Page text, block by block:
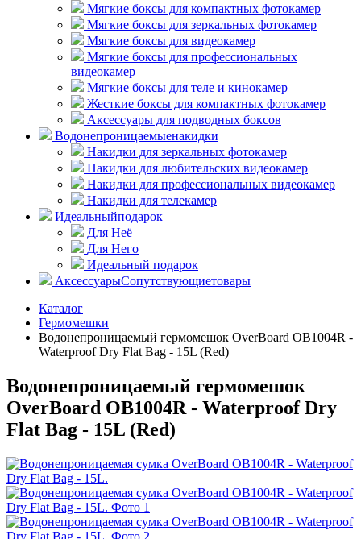
Мягкие боксы для компактных фотокамер
Мягкие боксы для зеркальных фотокамер
Мягкие боксы для видеокамер
Мягкие боксы для профессиональных
видеокамер
Мягкие боксы для теле и кинокамер
Жесткие боксы для компактных фотокамер
Аксессуары для подводных боксов
Водонепроницаемыенакидки
Накидки для зеркальных фотокамер
Накидки для любительских видеокамер
Накидки для профессиональных видеокамер
Накидки для телекамер
Идеальныйподарок
Для Неё
Для Него
Идеальный подарок
АксессуарыСопутствующиетовары
Каталог
Гермомешки
Водонепроницаемый гермомешок OverBoard OB1004R -
Waterproof Dry Flat Bag - 15L (Red)
Водонепроницаемый гермомешок
OverBoard OB1004R - Waterproof Dry
Flat Bag - 15L (Red)